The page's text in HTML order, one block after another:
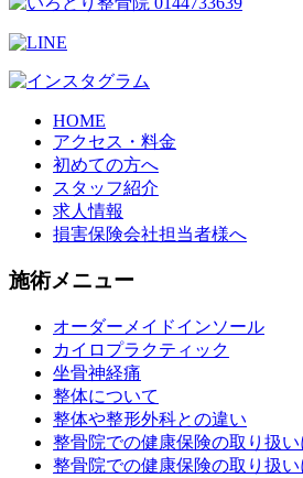
HOME
アクセス・料金
初めての方へ
スタッフ紹介
求人情報
損害保険会社担当者様へ
施術メニュー
オーダーメイドインソール
カイロプラクティック
坐骨神経痛
整体について
整体や整形外科との違い
整骨院での健康保険の取り扱い
整骨院での健康保険の取り扱い